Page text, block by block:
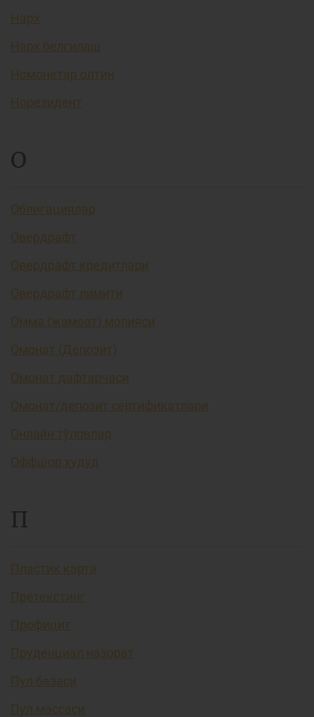
Нарх
Нарх белгилаш
Номонетар олтин
Норезидент
О
Облигациялар
Овердрафт
Овердрафт кредитлари
Овердрафт лимити
Омма (жамоат) молияси
Омонат (Депозит)
Омонат дафтарчаси
Омонат/депозит сертификатлари
Онлайн тўловлар
Оффшор ҳудуд
П
Пластик карта
Претекстинг
Профицит
Пруденциал назорат
Пул базаси
Пул массаси